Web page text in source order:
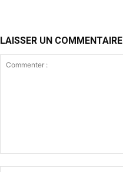
LAISSER UN COMMENTAIRE